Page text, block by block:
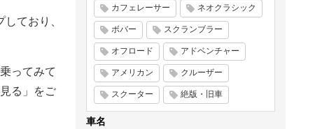
ており、
ってみて
る」をご
カフェレーサー ネオクラシック
ボバー スクランブラー
オフロード アドベンチャー
アメリカン クルーザー
スクーター 絶版・旧車
車名